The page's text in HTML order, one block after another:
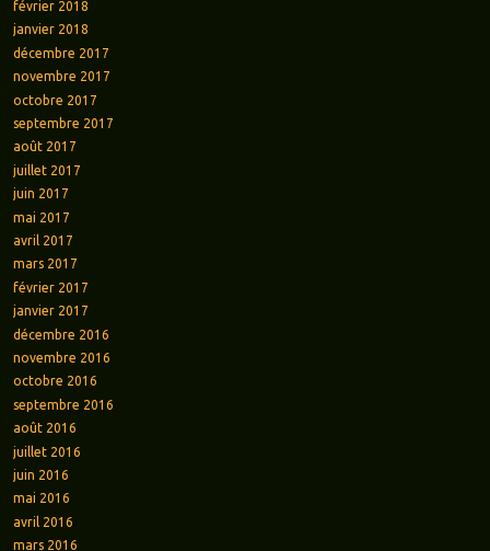
février 2018
janvier 2018
décembre 2017
novembre 2017
octobre 2017
septembre 2017
août 2017
juillet 2017
juin 2017
mai 2017
avril 2017
mars 2017
février 2017
janvier 2017
décembre 2016
novembre 2016
octobre 2016
septembre 2016
août 2016
juillet 2016
juin 2016
mai 2016
avril 2016
mars 2016